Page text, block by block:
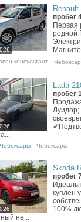
Renault
пробег
Первая
родной
консультант
Lada
пробег
Луидор;
Чебоксары
Skoda
пробег
куплен
100%
не...